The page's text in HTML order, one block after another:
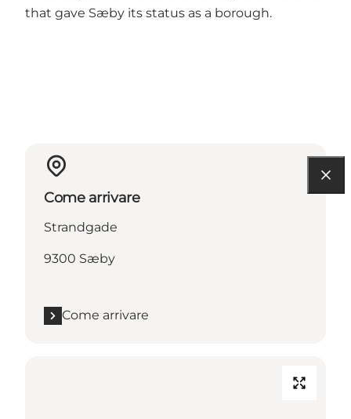
that gave Sæby its status as a borough.
Come arrivare
Strandgade
9300 Sæby
Come arrivare